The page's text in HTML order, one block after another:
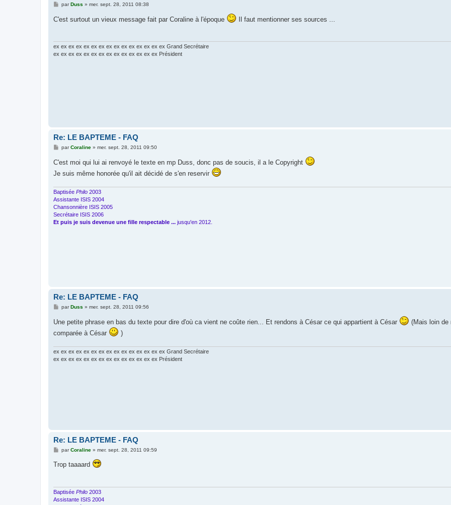
M
s
parDuss » mer. sept. 28, 2011 08:38
C'est surtout un vieux message fait par Coraline à l'époque Il faut mentionner ses sources ...
ex ex ex ex ex ex ex ex ex ex ex ex ex ex ex Grand Secrétaire
ex ex ex ex ex ex ex ex ex ex ex ex ex ex Président
Re: LE BAPTEME - FAQ
M
s
g
parCoraline» mer. sept. 28, 2011 09:50
C'est moi qui lui ai renvoyé le texte en mp Duss, donc pas de soucis, il a le Copyright
Je suis même honorée qu'il ait décidé de s'en reservir
Baptisée Philo 2003
Assistante ISIS 2004
Chansonnière ISIS 2005
Secrétaire ISIS 2006
Et puis je suis devenue une fille respectable ... jusqu'en 2012.
Re: LE BAPTEME - FAQ
M
s
g
parDuss » mer. sept. 28, 2011 09:56
Une petite phrase en bas du texte pour dire d'où ca vient ne coûte rien... Et rendons à César ce qui appartient à César
(Mais loin de
comparée à César
)
ex ex ex ex ex ex ex ex ex ex ex ex ex ex ex Grand Secrétaire
ex ex ex ex ex ex ex ex ex ex ex ex ex ex Président
Re: LE BAPTEME - FAQ
M
s
parCoraline» mer. sept. 28, 2011 09:59
Trop taaaard
Baptisée Philo 2003
Assistante ISIS 2004